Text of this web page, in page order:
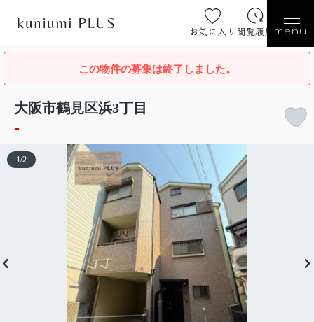
お気に入り 閲覧履歴 menu
この物件の募集は終了しました。
大阪市鶴見区浜3丁目
-
1/2